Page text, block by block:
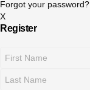
Forgot your password?
X
Register